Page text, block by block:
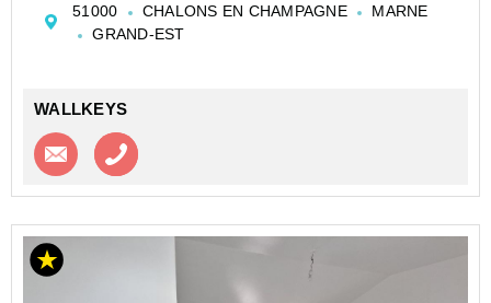
et commerçant, ce 4 pièces lumineux se compose
d�...
51000 CHALONS EN CHAMPAGNE
MARNE
GRAND-EST
WALLKEYS
Contacter l'agence